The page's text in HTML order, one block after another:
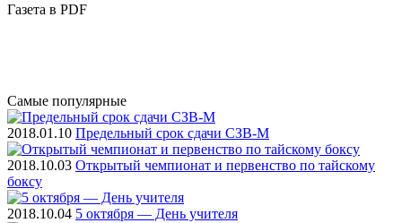
Газета в PDF
Самые популярные
2018.01.10 Предельный срок сдачи СЗВ-М
2018.10.03 Открытый чемпионат и первенство по тайскому
боксу
2018.10.04 5 октября — День учителя